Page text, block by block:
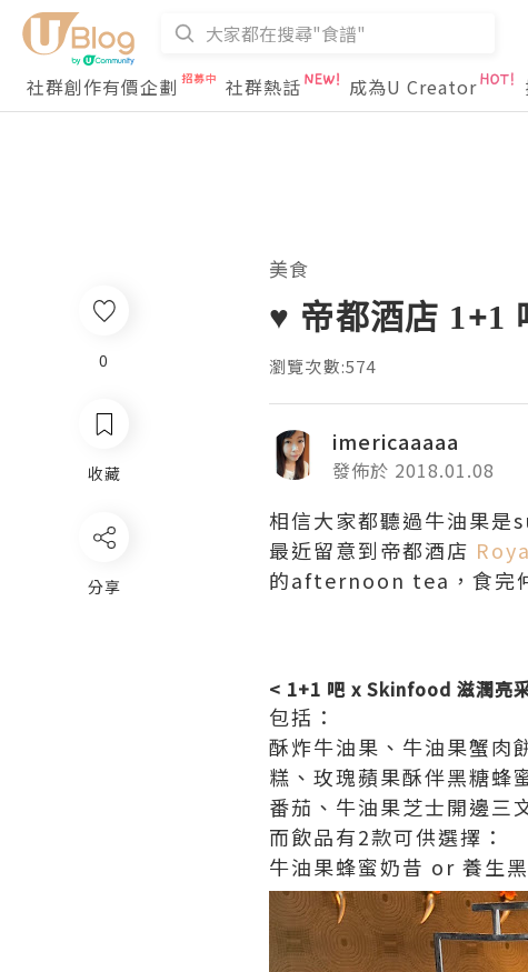
社群創作有價企劃
社群熱話 成為U Creator
0
收藏
分享
美食
♥ 帝都酒店 1+1
瀏覽次數:574
imericaaaaa
發佈於 2018.01.08
相信大家都聽過牛油果是
最近留意到帝都酒店
的afternoon tea，食完
< 1+1 吧 x Skinfood 滋潤亮
包括：
酥炸牛油果、牛油果蟹肉
糕、玫瑰蘋果酥伴黑糖蜂
番茄、牛油果芝士開邊三
而飲品有2款可供選擇：
牛油果蜂蜜奶昔 or 養生